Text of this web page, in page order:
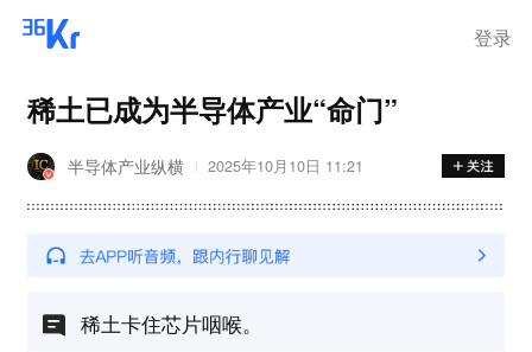
登录
稀土已成为半导体产业“命门”
半导体产业纵横 2025年10月10日 11:21
稀土卡住芯片咽喉。